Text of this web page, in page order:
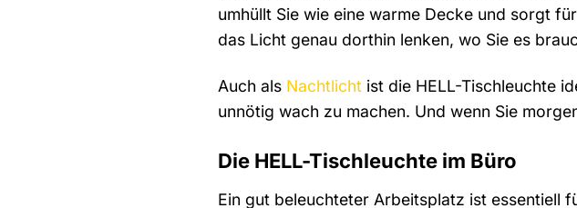
umhüllt Sie wie eine warme Decke und sorgt
das Licht genau dorthin lenken, wo Sie es
Auch als Nachtlicht ist die HELL-Tischleuchte
unnötig wach zu machen. Und wenn Sie
Die HELL-Tischleuchte im Büro
Ein gut beleuchteter Arbeitsplatz ist essentiell